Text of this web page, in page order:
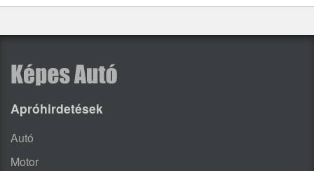
Apróhirdetések
Autó
Motor